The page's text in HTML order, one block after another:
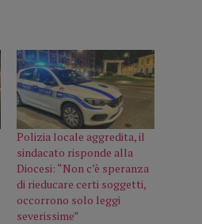
Polizia locale aggredita, il
sindacato risponde alla
Diocesi: “Non c’è speranza
di rieducare certi soggetti,
occorrono solo leggi
severissime”